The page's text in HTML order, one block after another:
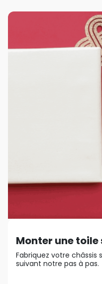
Monter une toile
Fabriquez votre
suivant notre pas à pas.